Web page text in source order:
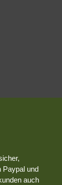
Paypal und
auch